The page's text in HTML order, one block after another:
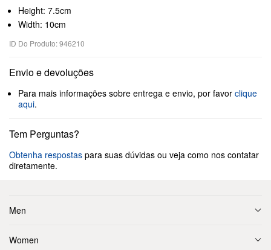
Height: 7.5cm
Width: 10cm
ID Do Produto: 946210
Envio e devoluções
Para mais informações sobre entrega e envio, por favor clique
aqui.
Tem Perguntas?
Obtenha respostas para suas dúvidas ou veja como nos contatar
diretamente.
Men
Women